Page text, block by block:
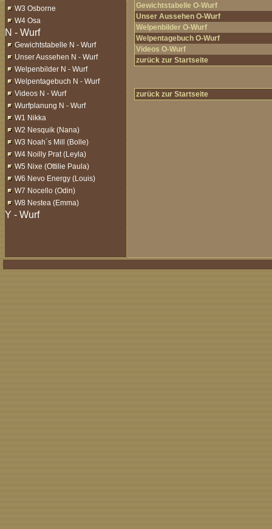
W3 Osborne
W4 Osa
Gewichtstabelle N - Wurf
Unser Aussehen N - Wurf
Welpenbilder N - Wurf
Welpentagebuch N - Wurf
Videos N - Wurf
Wurfplanung N - Wurf
W1 Nikka
W2 Nesquik (Nana)
W3 Noah´s Mill (Bolle)
W4 Noilly Prat (Leyla)
W5 Nixe (Ottilie Paula)
W6 Nevo Energy (Louis)
W7 Nocello (Odin)
W8 Nestea (Emma)
Gewichtstabelle O-Wurf
Unser Aussehen O-Wurf
Welpenbilder O-Wurf
Welpentagebuch O-Wurf
Videos O-Wurf
zurück zur Startseite
zurück zur Startseite